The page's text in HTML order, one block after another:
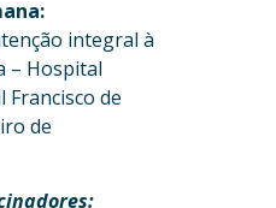
integral à
– Hospital
de
de